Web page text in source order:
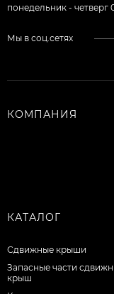
Мы в соц.сетях
КОМПАНИЯ
КАТАЛОГ
Сдвижные крыши
Запасные части
крыш